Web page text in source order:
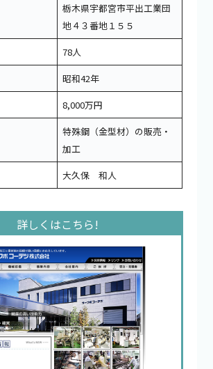
栃木県宇都宮市平出工業団
地４３番地１５５
78人
昭和42年
8,000万円
特殊鋼（金型材）の販売・
加工
大久保 和人